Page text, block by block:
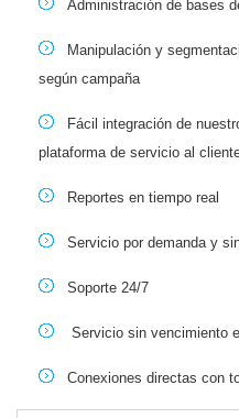
Administración de bases
Manipulación y
según campaña
Fácil integración de
plataforma de servicio al
Reportes en tiempo real
Servicio por demanda y
Soporte 24/7
Servicio sin vencimiento
Conexiones directas con